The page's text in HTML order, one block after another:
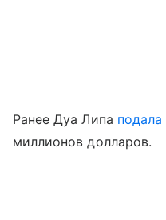
Ранее Дуа Липа подала
миллионов долларов.